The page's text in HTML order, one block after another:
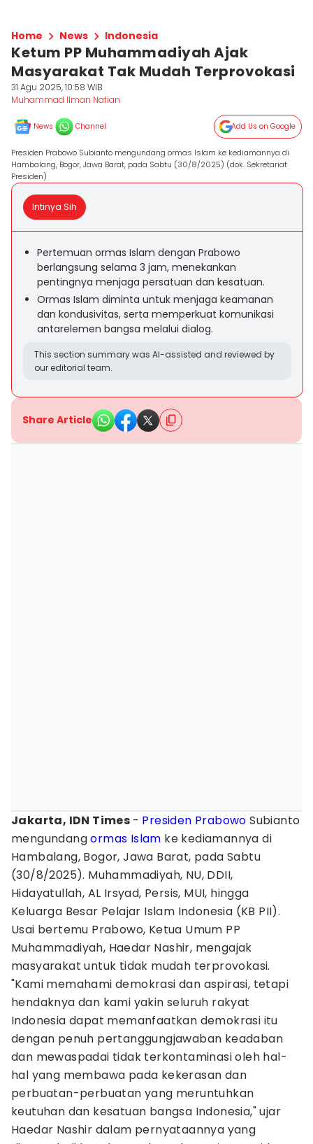
Home News Indonesia
Ketum PP Muhammadiyah Ajak
Masyarakat Tak Mudah Terprovokasi
31 Agu 2025, 10:58 WIB
Muhammad Ilman Nafian
News Channel Add Us on Google
Presiden Prabowo Subianto mengundang ormas Islam ke kediamannya di
Hambalang, Bogor, Jawa Barat, pada Sabtu (30/8/2025) (dok. Sekretariat
Presiden)
Intinya Sih
Pertemuan ormas Islam dengan Prabowo
berlangsung selama 3 jam, menekankan
pentingnya menjaga persatuan dan kesatuan.
Ormas Islam diminta untuk menjaga keamanan
dan kondusivitas, serta memperkuat komunikasi
antarelemen bangsa melalui dialog.
This section summary was AI-assisted and reviewed by
our editorial team.
Share Article
Jakarta, IDN Times - Presiden Prabowo Subianto
mengundangormas Islam ke kediamannya di
Hambalang, Bogor, Jawa Barat, pada Sabtu
(30/8/2025). Muhammadiyah, NU, DDII,
Hidayatullah, AL Irsyad, Persis, MUI, hingga
Keluarga Besar Pelajar Islam Indonesia (KB PII).
Usai bertemu Prabowo, Ketua Umum PP
Muhammadiyah, Haedar Nashir, mengajak
masyarakat untuk tidak mudah terprovokasi.
"Kami memahami demokrasi dan aspirasi, tetapi
hendaknya dan kami yakin seluruh rakyat
Indonesia dapat memanfaatkan demokrasi itu
dengan penuh pertanggungjawaban keadaban
dan mewaspadai tidak terkontaminasi oleh hal-
hal yang membawa pada kekerasan dan
perbuatan-perbuatan yang meruntuhkan
keutuhan dan kesatuan bangsa Indonesia," ujar
Haedar Nashir dalam pernyataannya yang